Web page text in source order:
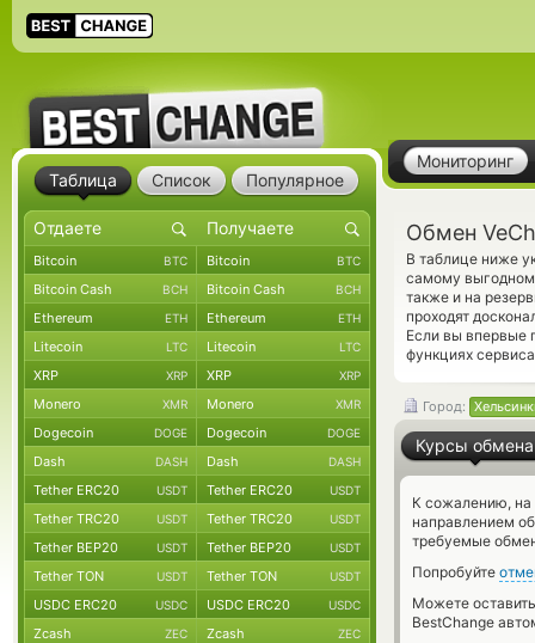
Мониторинг
Обмен
В таблице ниже
самому
также и на
проходят
Если вы впервые
функциях
Город:
Курсы обмена
К сожалению, на
направлением
требуемые
Попробуйте
Можете
BestChange
Таблица Список Популярное
Bitcoin BTC Bitcoin BTC
Bitcoin Cash BCH Bitcoin Cash BCH
Ethereum ETH Ethereum ETH
Litecoin LTC Litecoin LTC
XRP XRP XRP XRP
Monero XMR Monero XMR
Dogecoin DOGE Dogecoin DOGE
Dash DASH Dash DASH
Tether ERC20 USDT Tether ERC20 USDT
Tether TRC20 USDT Tether TRC20 USDT
Tether BEP20 USDT Tether BEP20 USDT
Tether TON USDT Tether TON USDT
USDC ERC20 USDC USDC ERC20 USDC
Zcash ZEC Zcash ZEC